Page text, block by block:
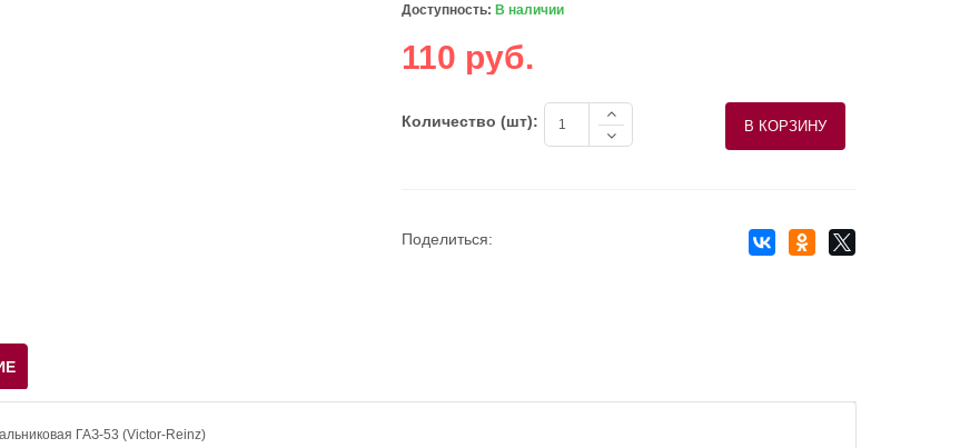
Доступность: В наличии
110 руб.
Количество (шт):
Поделиться:
ГАЗ-53 (Victor-Reinz)